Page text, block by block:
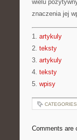
wielu
znaczenia jej
1. artykuly
2. teksty
3. artykuly
4. teksty
5. wpisy
Comments are